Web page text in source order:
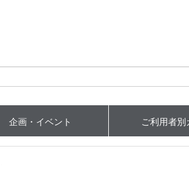
企画・イベント ご利用者別